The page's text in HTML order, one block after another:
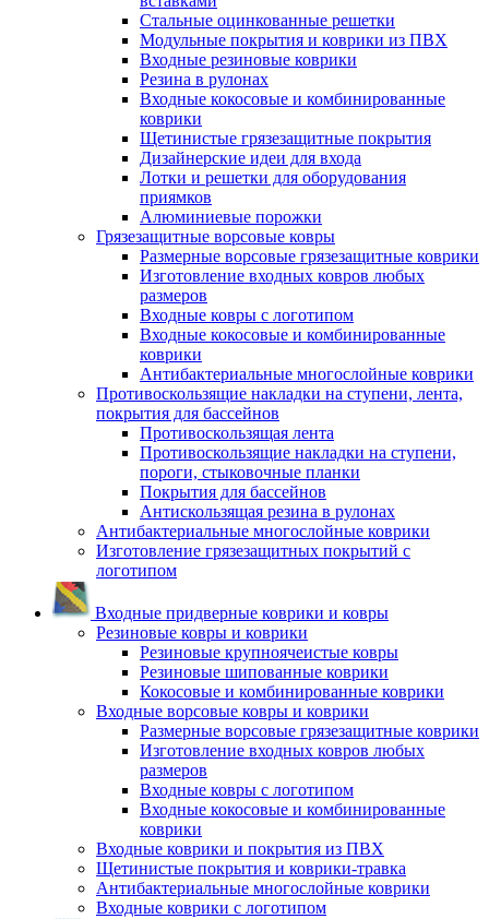
Стальные оцинкованные решетки
Модульные покрытия и коврики из ПВХ
Входные резиновые коврики
Резина в рулонах
Входные кокосовые и комбинированные
коврики
Щетинистые грязезащитные покрытия
Дизайнерские идеи для входа
Лотки и решетки для оборудования
приямков
Алюминиевые порожки
Грязезащитные ворсовые ковры
Размерные ворсовые грязезащитные коврики
Изготовление входных ковров любых
размеров
Входные ковры с логотипом
Входные кокосовые и комбинированные
коврики
Антибактериальные многослойные коврики
Противоскользящие накладки на ступени, лента,
покрытия для бассейнов
Противоскользящая лента
Противоскользящие накладки на ступени,
пороги, стыковочные планки
Покрытия для бассейнов
Антискользящая резина в рулонах
Антибактериальные многослойные коврики
Изготовление грязезащитных покрытий с
логотипом
Входные придверные коврики и ковры
Резиновые ковры и коврики
Резиновые крупноячеистые ковры
Резиновые шипованные коврики
Кокосовые и комбинированные коврики
Входные ворсовые ковры и коврики
Размерные ворсовые грязезащитные коврики
Изготовление входных ковров любых
размеров
Входные ковры с логотипом
Входные кокосовые и комбинированные
коврики
Входные коврики и покрытия из ПВХ
Щетинистые покрытия и коврики-травка
Антибактериальные многослойные коврики
Входные коврики с логотипом